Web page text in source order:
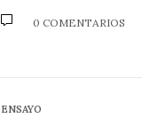
0 COMENTARIOS
ENSAYO